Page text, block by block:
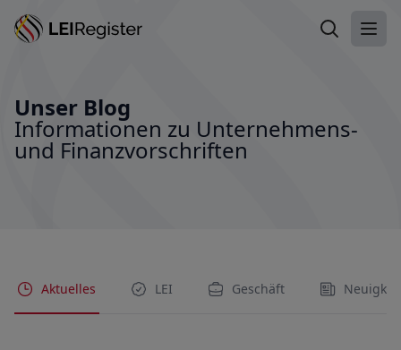
LEI suchen
Unser Blog
Informationen zu Unternehmens-
und Finanzvorschriften
Aktuelles LEI Geschäft